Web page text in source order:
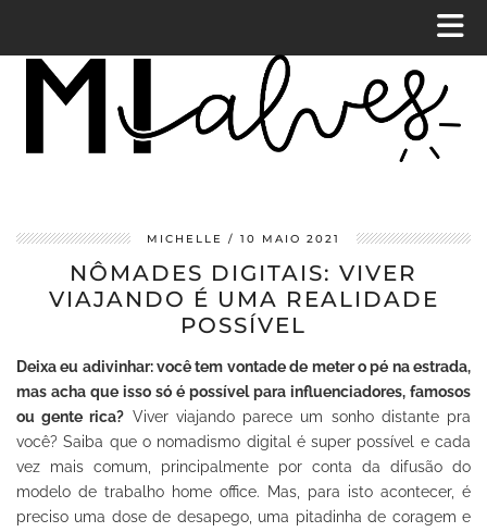
MICHELLE 10 MAIO 2021
NÔMADES DIGITAIS: VIVER
VIAJANDO É UMA REALIDADE
POSSÍVEL
Deixa eu adivinhar: você tem vontade de meter o pé na estrada,
mas acha que isso só é possível para influenciadores, famosos
ou gente rica? Viver viajando parece um sonho distante pra
você? Saiba que o nomadismo digital é super possível e cada
vez mais comum, principalmente por conta da difusão do
modelo de trabalho home office. Mas, para isto acontecer, é
preciso uma dose de desapego, uma pitadinha de coragem e